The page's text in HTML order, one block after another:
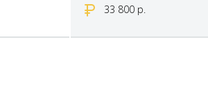
33 800 р.